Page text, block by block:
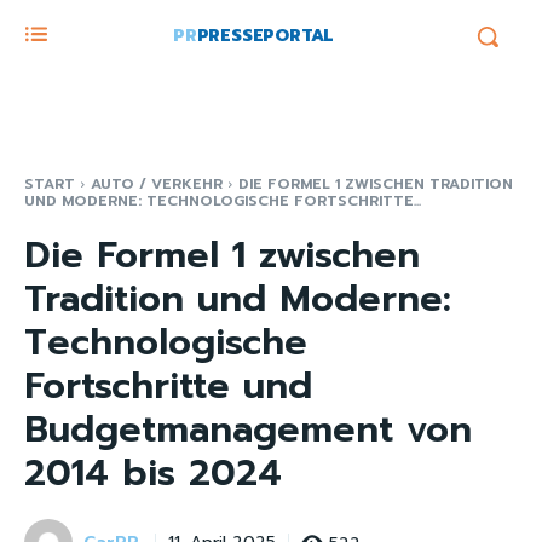
PRPRESSEPORTAL
START AUTO / VERKEHR DIE FORMEL 1 ZWISCHEN TRADITION
UND MODERNE: TECHNOLOGISCHE FORTSCHRITTE...
Die Formel 1 zwischen
Tradition und Moderne:
Technologische
Fortschritte und
Budgetmanagement von
2014 bis 2024